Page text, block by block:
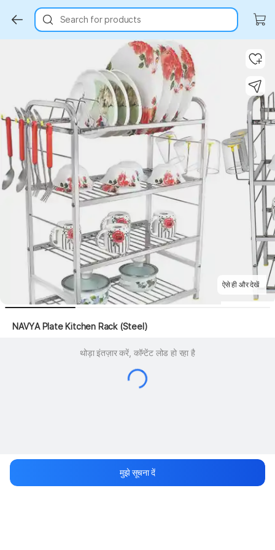
Search for products
ऐसे ही और देखें
NAVYA Plate Kitchen Rack (Steel)
थोड़ा इंतज़ार करें, कॉन्टेंट लोड हो रहा है
मुझे सूचना दें